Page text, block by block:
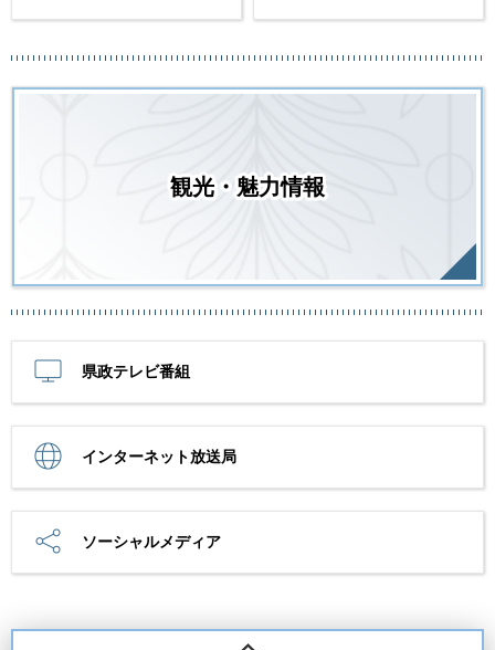
観光・魅力情報
県政テレビ番組
インターネット放送局
ソーシャルメディア